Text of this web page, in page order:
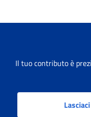
Il tuo contributo è